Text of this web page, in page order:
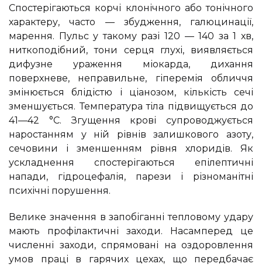
Спостерігаються корчі клонічного або тонічного
характеру, часто — збудження, галюцинації,
марення. Пульс у такому разі 120 — 140 за 1 хв,
ниткоподібний, тони серця глухі, виявляється
дифузне ураження міокарда, дихання
поверхневе, неправильне, гіперемія обличчя
змінюється блідістю і ціанозом, кількість сечі
зменшується. Температура тіла підвищується до
41—42 °С. Згущення крові супроводжується
наростанням у ній рівнів залишкового азоту,
сечовини і зменшенням рівня хлоридів. Як
ускладнення спостерігаються епілептичні
напади, гідроцефалія, парези і різноманітні
психічні порушення.
Велике значення в запобіганні тепловому удару
мають профілактичні заходи. Насамперед це
численні заходи, спрямовані на оздоровлення
умов праці в гарячих цехах, що передбачає